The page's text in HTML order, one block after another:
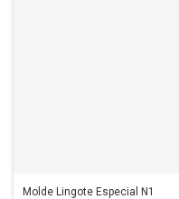
Molde Lingote Especial N1